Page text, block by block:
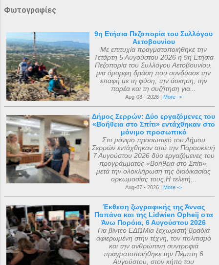
Φωτογραφίες
9η Ετήσια Πεζοπορία του Συλλόγου
Αετοβουνίου
Με επιτυχία πραγματοποιήθηκε την
Τετάρτη 5 Αυγούστου 2026 η 9η Ετήσια
Πεζοπορία του Συλλόγου Αετοβουνίου,
μια όμορφη δράση που συνδύασε την
επαφή με τη φύση, την άσκηση, την
παρέα και τη συζήτηση για...
Aug-08 - 2026 | More ->
Δήμος Σερρών: Δύο εργαζόμενες του
«Βοήθεια στο Σπίτι» εντάχθηκαν στο
μόνιμο προσωπικό
Στο μόνιμο προσωπικό του Δήμου
Σερρών εντάχθηκαν από την Παρασκευή
7 Αυγούστου 2026 δύο εργαζόμενες του
προγράμματος «Βοήθεια στο Σπίτι»,
μετά την ολοκλήρωση της διαδικασίας
ορκωμοσίας τους.Η τελετή...
Aug-07 - 2026 | More ->
Έκθεση ζωγραφικής της Άννας
Παπάνα και της Lidwien Opheij στα
Άνω Πορόια, 6 Αυγούστου 2026
Για βίντεο ΕΔΩΜια ξεχωριστή βραδιά
αφιερωμένη στην τέχνη, τον πολιτισμό
και την ανθρώπινη συντροφιά
πραγματοποιήθηκε την Πέμπτη 6
Αυγούστου, στον κήπο του